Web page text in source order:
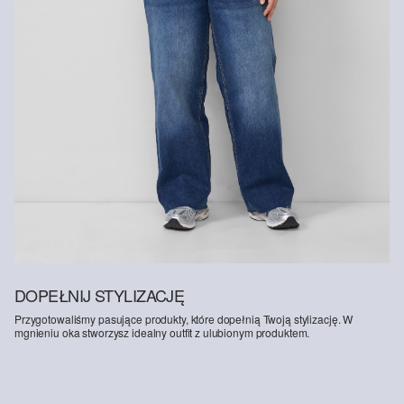
DOPEŁNIJ STYLIZACJĘ
Przygotowaliśmy pasujące produkty, które dopełnią Twoją stylizację. W
mgnieniu oka stworzysz idealny outfit z ulubionym produktem.